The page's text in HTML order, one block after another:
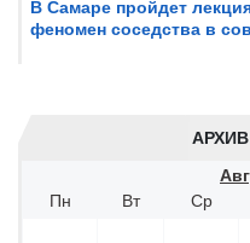
В Самаре пройдет
феномен соседства в
Пн
Вт Ср